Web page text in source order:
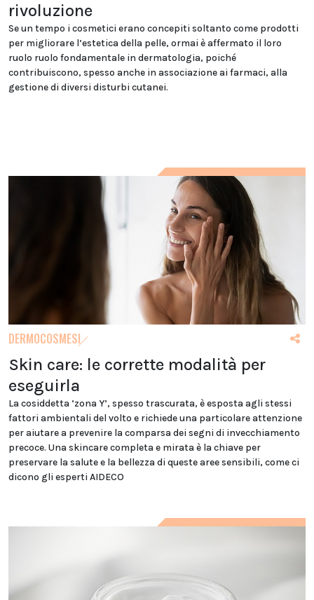
rivoluzione
Se un tempo i cosmetici erano concepiti soltanto come prodotti
per migliorare l’estetica della pelle, ormai è affermato il loro
ruolo ruolo fondamentale in dermatologia, poiché
contribuiscono, spesso anche in associazione ai farmaci, alla
gestione di diversi disturbi cutanei.
DERMOCOSMESI
Skin care: le corrette modalità per
eseguirla
La cosiddetta ‘zona Y’, spesso trascurata, è esposta agli stessi
fattori ambientali del volto e richiede una particolare attenzione
per aiutare a prevenire la comparsa dei segni di invecchiamento
precoce. Una skincare completa e mirata è la chiave per
preservare la salute e la bellezza di queste aree sensibili, come ci
dicono gli esperti AIDECO